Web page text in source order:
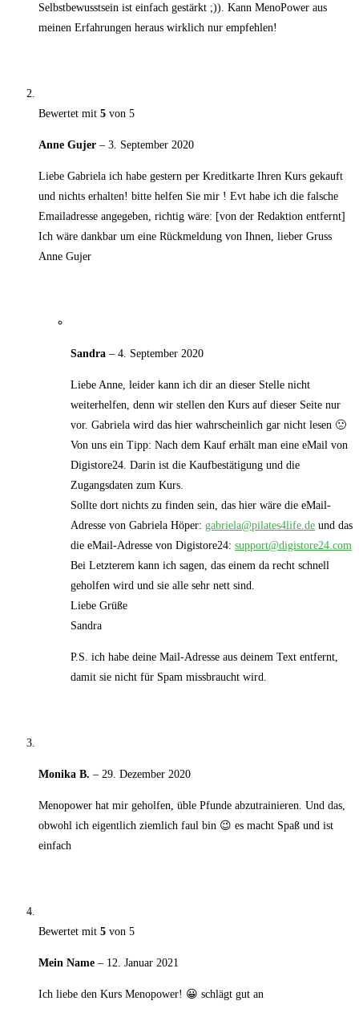
Selbstbewusstsein ist einfach gestärkt ;)). Kann MenoPower aus
meinen Erfahrungen heraus wirklich nur empfehlen!
Bewertet mit 5 von 5
Anne Gujer – 3. September 2020
Liebe Gabriela ich habe gestern per Kreditkarte Ihren Kurs gekauft
und nichts erhalten! bitte helfen Sie mir ! Evt habe ich die falsche
Emailadresse angegeben, richtig wäre: [von der Redaktion entfernt]
Ich wäre dankbar um eine Rückmeldung von Ihnen, lieber Gruss
Anne Gujer
Sandra – 4. September 2020
Liebe Anne, leider kann ich dir an dieser Stelle nicht
weiterhelfen, denn wir stellen den Kurs auf dieser Seite nur
vor. Gabriela wird das hier wahrscheinlich gar nicht lesen 🙁
Von uns ein Tipp: Nach dem Kauf erhält man eine eMail von
Digistore24. Darin ist die Kaufbestätigung und die
Zugangsdaten zum Kurs.
Sollte dort nichts zu finden sein, das hier wäre die eMail-
Adresse von Gabriela Höper: gabriela@pilates4life.de und das
die eMail-Adresse von Digistore24: support@digistore24.com
Bei Letzterem kann ich sagen, das einem da recht schnell
geholfen wird und sie alle sehr nett sind.
Liebe Grüße
Sandra
P.S. ich habe deine Mail-Adresse aus deinem Text entfernt,
damit sie nicht für Spam missbraucht wird.
Monika B. – 29. Dezember 2020
Menopower hat mir geholfen, üble Pfunde abzutrainieren. Und das,
obwohl ich eigentlich ziemlich faul bin 😉 es macht Spaß und ist
einfach
Bewertet mit 5 von 5
Mein Name – 12. Januar 2021
Ich liebe den Kurs Menopower! 😀 schlägt gut an